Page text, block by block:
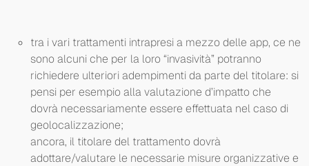
tra i vari trattamenti intrapresi a mezzo delle app, ce ne
sono alcuni che per la loro “invasività” potranno
richiedere ulteriori adempimenti da parte del titolare: si
pensi per esempio alla valutazione d’impatto che
dovrà necessariamente essere effettuata nel caso di
geolocalizzazione;
ancora, il titolare del trattamento dovrà
adottare/valutare le necessarie misure organizzative e